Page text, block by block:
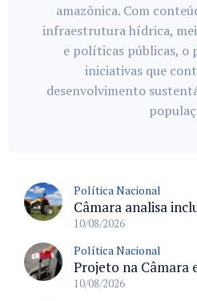
amazônica. Com
infraestrutura hídrica,
e políticas públicas, o
iniciativas que
desenvolvimento
Política Nacional
10/08/2026
Política Nacional
10/08/2026